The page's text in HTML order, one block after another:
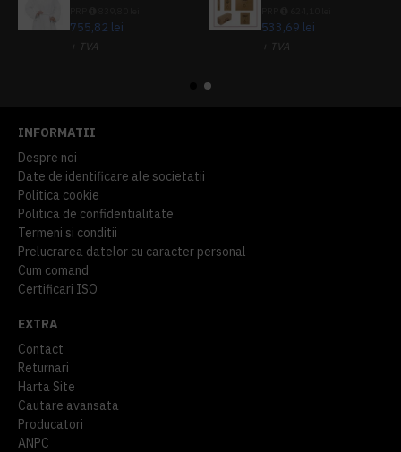
755,82 lei
+ TVA
533,69 lei
+ TVA
INFORMATII
Despre noi
Date de identificare ale societatii
Politica cookie
Politica de confidentialitate
Termeni si conditii
Prelucrarea datelor cu caracter personal
Cum comand
Certificari ISO
EXTRA
Contact
Returnari
Harta Site
Cautare avansata
Producatori
ANPC